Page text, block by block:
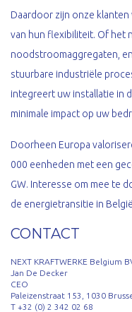
Daardoor zijn onze
van hun flexibiliteit. Of het
noodstroomaggregaten,
stuurbare industriële
integreert uw installatie in
minimale impact op uw
Doorheen Europa
000 eenheden met een
GW. Interesse om mee te
de energietransitie in
CONTACT
NEXT KRAFTWERKE Belgium
Jan De Decker
CEO
Paleizenstraat 153, 1030
T +32 (0) 2 342 02 68